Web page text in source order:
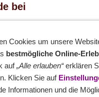
bei
Cookies um unsere
bestmögliche Online-
auf„Alle erlauben“erklären
Klicken Sie auf
Informationen und die